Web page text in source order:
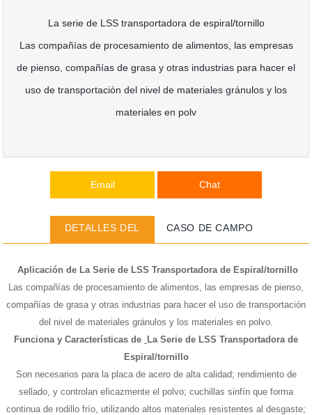
La serie de LSS transportadora de espiral/tornillo
Las compañías de procesamiento de alimentos, las empresas
de pienso, compañías de grasa y otras industrias para hacer el
uso de transportación del nivel de materiales gránulos y los
materiales en polv
Email Chat
DETALLES DEL CASO DE CAMPO
Aplicación de La Serie de LSS Transportadora de Espiral/tornillo
Las compañías de procesamiento de alimentos, las empresas de pienso,
compañías de grasa y otras industrias para hacer el uso de transportación
del nivel de materiales gránulos y los materiales en polvo.
Funciona y Características de
La Serie de LSS Transportadora de
Espiral/tornillo
Son necesarios para la placa de acero de alta calidad; rendimiento de
sellado, y controlan eficazmente el polvo; cuchillas sinfín que forma
continua de rodillo frío, utilizando altos materiales resistentes al desgaste;